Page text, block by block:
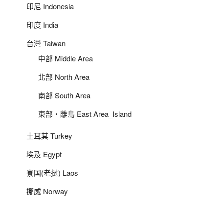
印尼 Indonesia
印度 India
台灣 Taiwan
中部 Middle Area
北部 North Area
南部 South Area
東部‧離島 East Area_Island
土耳其 Turkey
埃及 Egypt
寮国(老挝) Laos
挪威 Norway